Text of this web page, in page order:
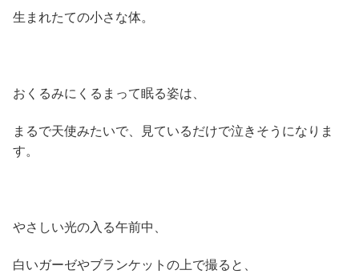
生まれたての小さな体。
おくるみにくるまって眠る姿は、
まるで天使みたいで、見ているだけで泣きそうになりま
す。
やさしい光の入る午前中、
白いガーゼやブランケットの上で撮ると、